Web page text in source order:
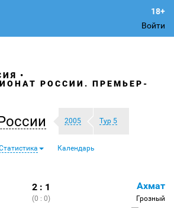
Войти
РОССИИ. ПРЕМЬЕР-
2005 Тур 5
Календарь
2 : 1
(0 : 0)
Ахмат
Грозный